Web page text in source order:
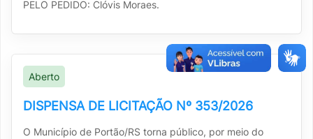
PELO PEDIDO: Clóvis Moraes.
Aberto
DISPENSA DE LICITAÇÃO Nº 353/2026
O Município de Portão/RS torna público, por meio do